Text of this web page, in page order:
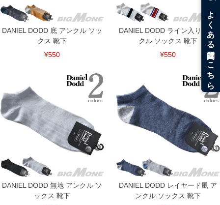
DANIEL DODD 底 アンクル ソッ
クス 靴下
¥550
DANIEL DODD ライン入り アン
クル ソックス 靴下
¥550
DANIEL DODD 無地 アンクル ソ
ックス 靴下
DANIEL DODD レイヤード風 ア
ンクル ソックス 靴下